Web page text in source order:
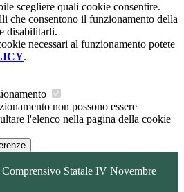
scegliere quali cookie consentire.
che consentono il funzionamento della
disabilitarli.
necessari al funzionamento potete
.
non possono essere
l'elenco nella pagina della cookie
Statale IV Novembre